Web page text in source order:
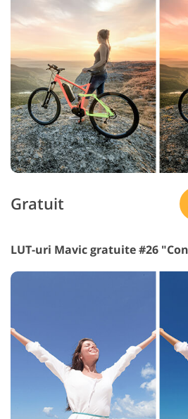
Gratuit
LUT-uri Mavic gratuite #26